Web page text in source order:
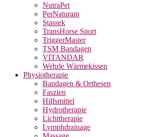
NutraPet
PerNaturam
Stassek
TransHorse Sport
TriggerMaster
TSM Bandagen
VITANDAR
Wehrle Wärmekissen
Physiotherapie
Bandagen & Orthesen
Faszien
Hilfsmittel
Hydrotherapie
Lichttherapie
Lymphdrainage